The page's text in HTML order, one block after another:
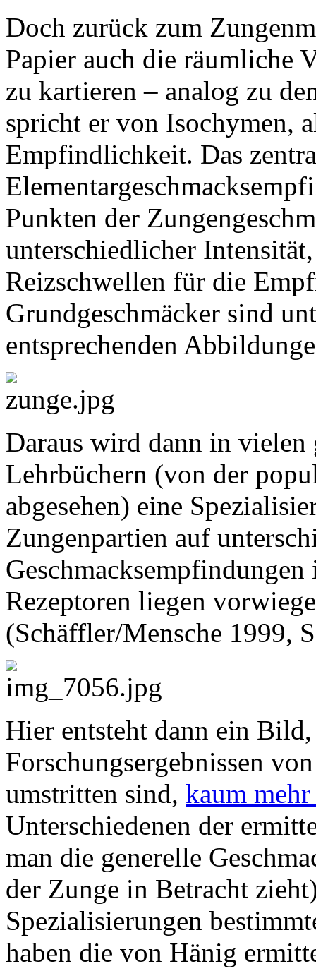
Doch zurück zum
Papier auch die räumliche
zu kartieren – analog zu
spricht er von Isochymen,
Empfindlichkeit. Das
Punkten der
unterschiedlicher
Reizschwellen für die
Grundgeschmäcker sind
entsprechenden
Daraus wird dann in
Lehrbüchern (von der
abgesehen) eine
Zungenpartien auf
Rezeptoren liegen
(Schäffler/Mensche 1999,
Hier entsteht dann ein
Forschungsergebnissen
umstritten sind, kaum
Unterschiedenen der
man die generelle
der Zunge in Betracht
Spezialisierungen
haben die von Hänig